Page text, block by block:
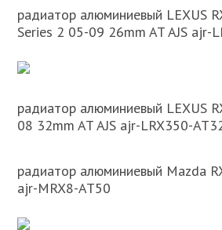
радиатор алюминиевый LEXUS
Series 2 05-09 26mm AT AJS ajr-
радиатор алюминиевый LEXUS
08 32mm AT AJS ajr-LRX350-
радиатор алюминиевый Mazda
ajr-MRX8-AT50